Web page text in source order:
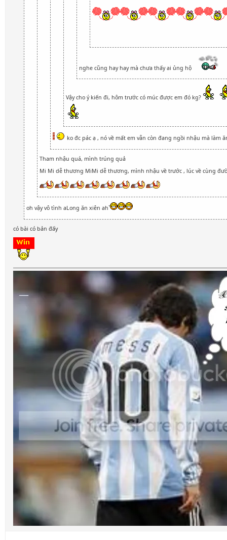
nghe cũng hay hay mà chưa thấy ai ủng hộ
Vậy cho ý kiến đi, hôm trước có múc được em đó kg?
ko đc pác ạ , nó về mất em vẫn còn đang ngồi nhậu mà làm
Tham nhậu quá, mình trúng quả
Mi Mi dễ thương MiMi dễ thương, mình nhậu về trước , lúc về cùng
oh vậy vô tình aLong ăn xiên ah`
có bài có bản đấy